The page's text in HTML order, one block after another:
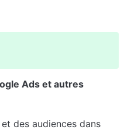
Ads et autres
des audiences dans